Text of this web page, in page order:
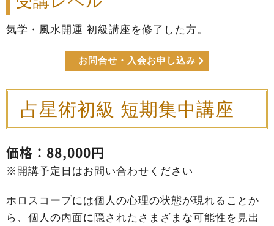
気学・風水開運 初級講座を修了した方。
お問合せ・入会お申し込み
占星術初級 短期集中講座
価格：88,000円
※開講予定日はお問い合わせください
ホロスコープには個人の心理の状態が現れることか
ら、個人の内面に隠されたさまざまな可能性を見出